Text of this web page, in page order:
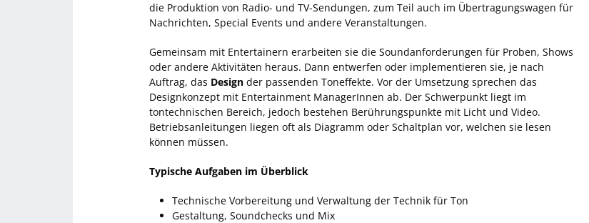
die Produktion von Radio- und TV-Sendungen, zum Teil auch im Übertragungswagen für
Nachrichten, Special Events und andere Veranstaltungen.
Gemeinsam mit Entertainern erarbeiten sie die Soundanforderungen für Proben, Shows
oder andere Aktivitäten heraus. Dann entwerfen oder implementieren sie, je nach
Auftrag, das Design der passenden Toneffekte. Vor der Umsetzung sprechen das
Designkonzept mit Entertainment ManagerInnen ab. Der Schwerpunkt liegt im
tontechnischen Bereich, jedoch bestehen Berührungspunkte mit Licht und Video.
Betriebsanleitungen liegen oft als Diagramm oder Schaltplan vor, welchen sie lesen
können müssen.
Typische Aufgaben im Überblick
Technische Vorbereitung und Verwaltung der Technik für Ton
Gestaltung, Soundchecks und Mix